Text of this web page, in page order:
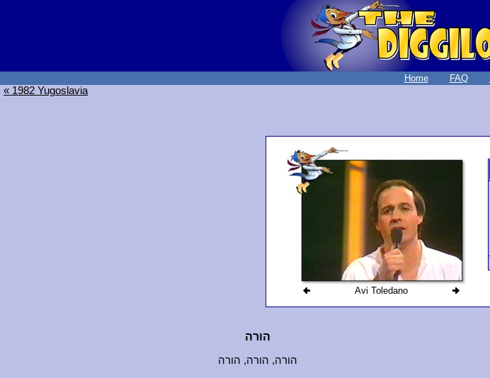
Home FAQ
« 1982 Yugoslavia
Avi Toledano
הורה
הורה, הורה, הורה